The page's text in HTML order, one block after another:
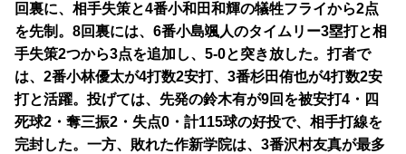
回裏に、相手失策と4番小和田和輝の犠牲フライから2点
を先制。8回裏には、6番小島颯人のタイムリー3塁打と相
手失策2つから3点を追加し、5-0と突き放した。打者で
は、2番小林優太が4打数2安打、3番杉田侑也が4打数2安
打と活躍。投げては、先発の鈴木有が9回を被安打4・四
死球2・奪三振2・失点0・計115球の好投で、相手打線を
完封した。一方、敗れた作新学院は、3番沢村友真が最多